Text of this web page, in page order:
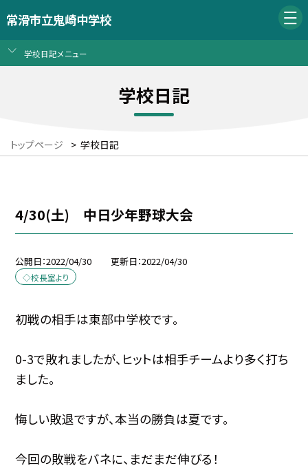
常滑市立鬼崎中学校
学校日記メニュー
学校日記
トップページ > 学校日記
4/30(土) 中日少年野球大会
公開日 2022/04/30 更新日 2022/04/30
◇校長室より
初戦の相手は東部中学校です。
0-3で敗れましたが、ヒットは相手チームより多く打ち
ました。
悔しい敗退ですが、本当の勝負は夏です。
今回の敗戦をバネに、まだまだ伸びる！